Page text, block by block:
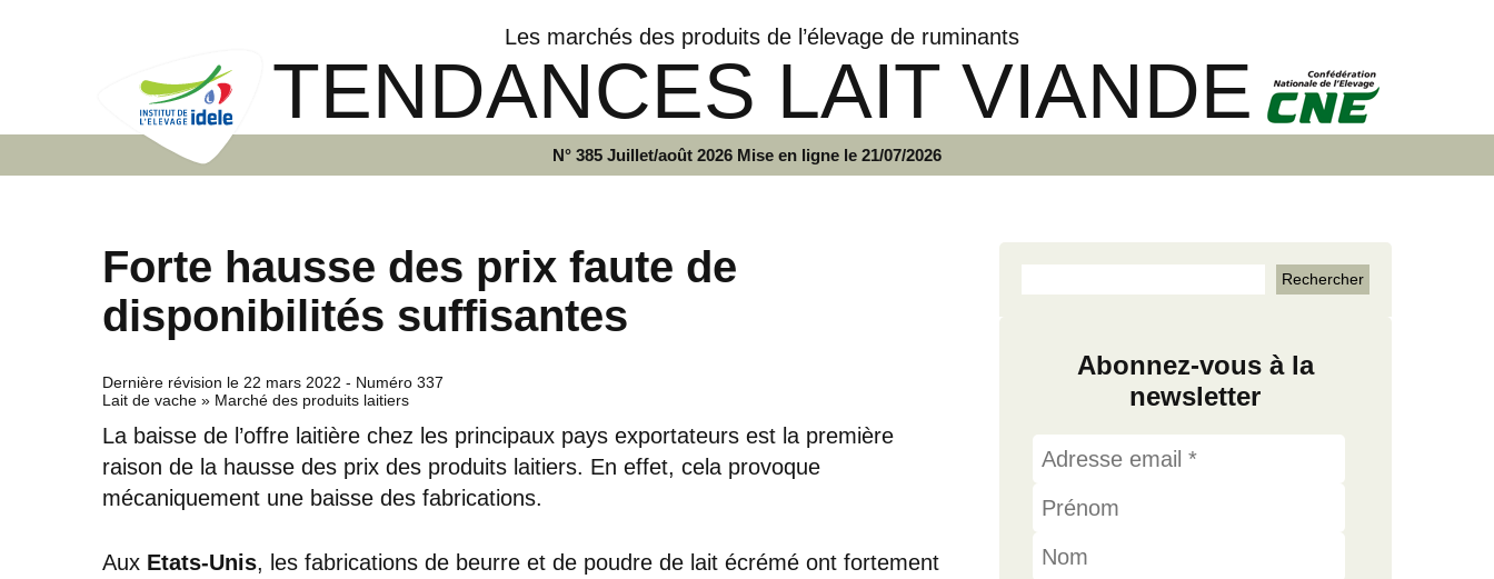
Les marchés des produits de l’élevage de ruminants
TENDANCES LAIT VIANDE
N° 385 Juillet/août 2026 Mise en ligne le 21/07/2026
Forte hausse des prix faute de
disponibilités suffisantes
Dernière révision le 22 mars 2022 - Numéro 337
Lait de vache » Marché des produits laitiers
La baisse de l’offre laitière chez les principaux pays exportateurs est la première
raison de la hausse des prix des produits laitiers. En effet, cela provoque
mécaniquement une baisse des fabrications.
Aux Etats-Unis, les fabrications de beurre et de poudre de lait écrémé ont fortement
Abonnez-vous à la
newsletter